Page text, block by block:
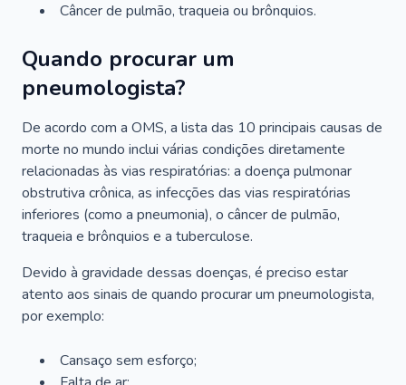
Câncer de pulmão, traqueia ou brônquios.
Quando procurar um
pneumologista?
De acordo com a OMS, a lista das 10 principais causas de
morte no mundo inclui várias condições diretamente
relacionadas às vias respiratórias: a doença pulmonar
obstrutiva crônica, as infecções das vias respiratórias
inferiores (como a pneumonia), o câncer de pulmão,
traqueia e brônquios e a tuberculose.
Devido à gravidade dessas doenças, é preciso estar
atento aos sinais de quando procurar um pneumologista,
por exemplo:
Cansaço sem esforço;